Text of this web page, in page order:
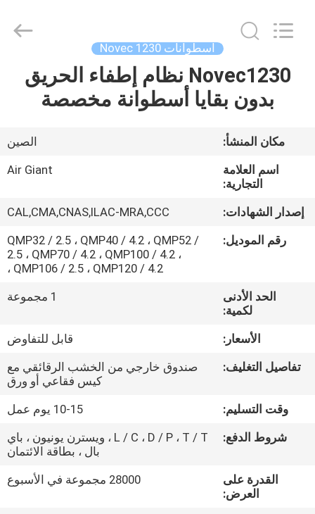
بيت
عرض
الافتراضي
المعمل
رقابة
جودة
تحميل
Equipment
Reserved.
اسطوانات Novec 1230
Novec1230 نظام إطفاء الحريق
بدون بقايا أسطوانة مخصصة
مكان المنشأ:
الصين
اسم العلامة
التجارية:
Air Giant
إصدار الشهادات:
CAL,CMA,CNAS,ILAC-MRA,CCC
رقم الموديل:
QMP32 / 2.5 ، QMP40 / 4.2 ، QMP52 /
2.5 ، QMP70 / 4.2 ، QMP100 / 4.2 ،
QMP106 / 2.5 ، QMP120 / 4.2 ،
الحد الأدنى
لكمية:
1 مجموعة
الأسعار:
قابل للتفاوض
تفاصيل التغليف:
صندوق خارجي من الخشب الرقائقي مع
كيس فقاعي أو ورق
وقت التسليم:
10-15 يوم عمل
شروط الدفع:
L / C ، D / P ، T / T ، ويسترن يونيون ، باي
بال ، بطاقة الائتمان
القدرة على
العرض:
28000 مجموعة في الأسبوع